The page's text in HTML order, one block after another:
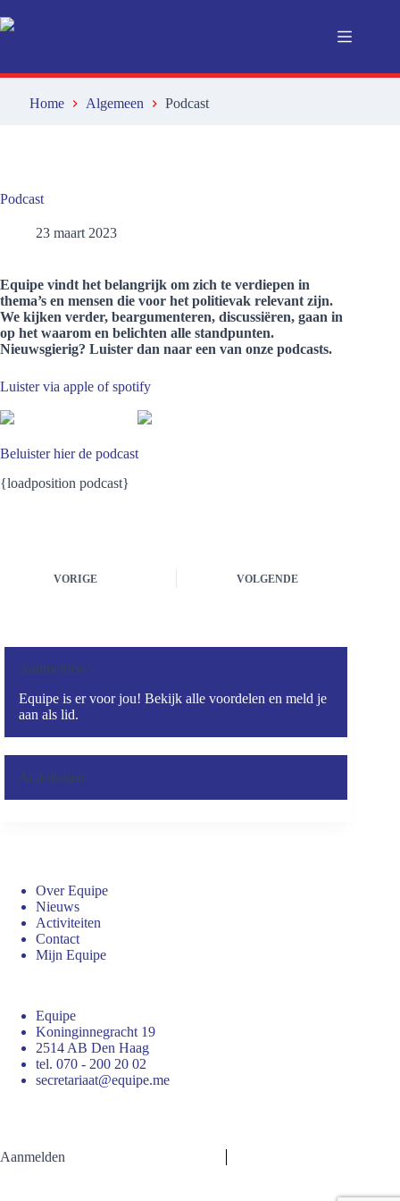
naar
Home Algemeen Podcast
Podcast
23 maart 2023
Equipe vindt het belangrijk om zich te verdiepen in
thema’s en mensen die voor het politievak relevant zijn.
We kijken verder, beargumenteren, discussiëren, gaan in
op het waarom en belichten alle standpunten.
Nieuwsgierig? Luister dan naar een van onze podcasts.
Luister via apple of spotify
Beluisterhier de podcast
{loadposition podcast}
VORIGE VOLGENDE
Aanmelden?
Equipe is er voor jou! Bekijk alle voordelen en meld je
aan als lid.
Activiteiten
Over Equipe
Nieuws
Activiteiten
Contact
Mijn Equipe
Equipe
Koninginnegracht 19
2514 AB Den Haag
tel. 070 - 200 20 02
secretariaat@equipe.me
Aanmelden